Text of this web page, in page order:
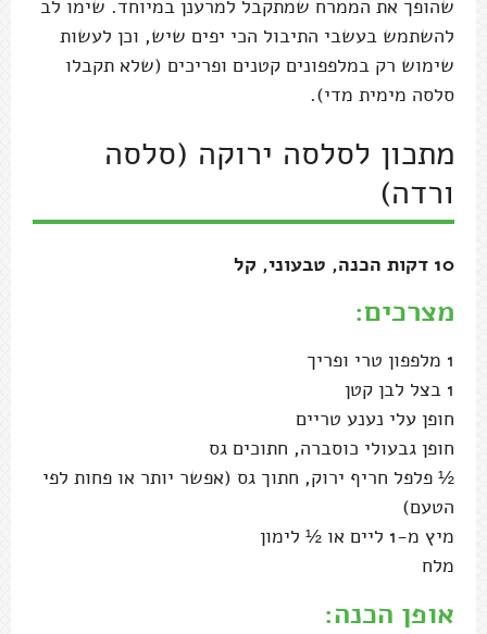
שהופך את הממרח שמתקבל למרענן במיוחד. שימו לב
להשתמש בעשבי התיבול הכי יפים שיש, וכן לעשות
שימוש רק במלפפונים קטנים ופריכים (שלא תקבלו
סלסה מימית מדי).
מתכון לסלסה ירוקה (סלסה
ורדה)
10 דקות הכנה, טבעוני, קל
מצרכים:
1 מלפפון טרי ופריך
1 בצל לבן קטן
חופן עלי נענע טריים
חופן גבעולי כוסברה, חתוכים גס
½ פלפל חריף ירוק, חתוך גס (אפשר יותר או פחות לפי
הטעם)
מיץ מ-1 ליים או ½ לימון
מלח
אופן הכנה: